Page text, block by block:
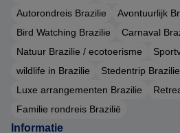
Autorondreis Brazilie
Avontuurlijk
Bird Watching Brazilie
Carnaval
Natuur Brazilie / ecotoerisme
wildlife in Brazilie
Stedentrip Brazilie
Luxe arrangementen Brazilie
Familie rondreis Brazilië
Informatie